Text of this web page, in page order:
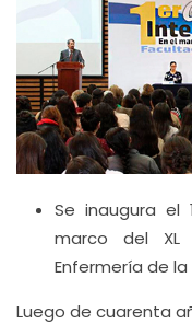
Se inaugura el
marco del XL
Enfermería de la
Luego de cuarenta